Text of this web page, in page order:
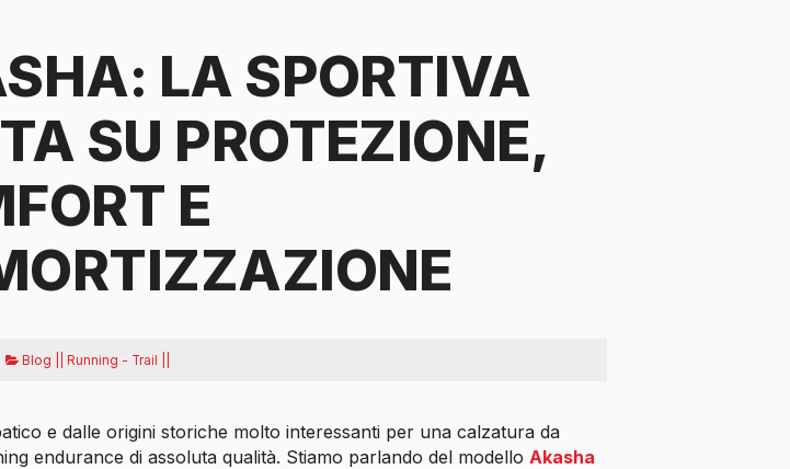
LA SPORTIVA
SU PROTEZIONE,
E
Blog || Running - Trail ||
e dalle origini storiche molto interessanti per una calzatura da
endurance di assoluta qualità. Stiamo parlando del modello Akasha